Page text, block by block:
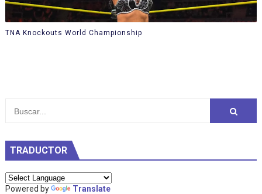
TNA Knockouts World Championship
TRADUCTOR
Powered by Translate